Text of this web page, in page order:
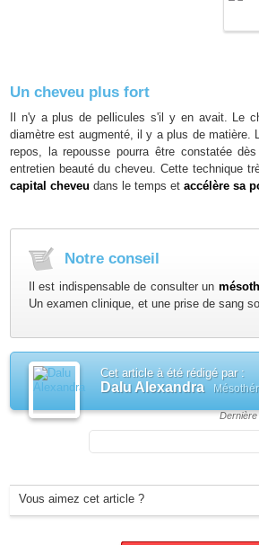
Un cheveu plus fort
Il n'y a plus de pellicules s'il y en avait. Le
diamètre est augmenté, il y a plus de matière.
repos, la repousse pourra être constatée
entretien beauté du cheveu. Cette technique
capital cheveu dans le temps et accélère sa
Notre conseil
Il est indispensable de consulter un
Un examen clinique, et une prise de sang
Cet article à été rédigé par :
Dalu Alexandra
Vous aimez cet article ?